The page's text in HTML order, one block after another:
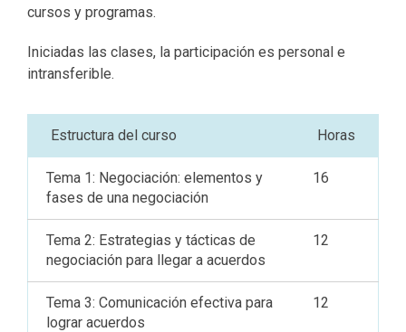
cursos y programas.
Iniciadas las clases, la participación es personal e
intransferible.
Estructura del curso Horas
Tema 1: Negociación: elementos y
fases de una negociación
16
Tema 2: Estrategias y tácticas de
negociación para llegar a acuerdos
12
Tema 3: Comunicación efectiva para
lograr acuerdos
12